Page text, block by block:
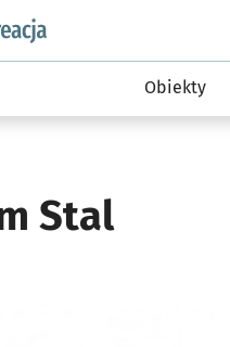
podserwis: Sport i rekreacja
Obiekty
Stal